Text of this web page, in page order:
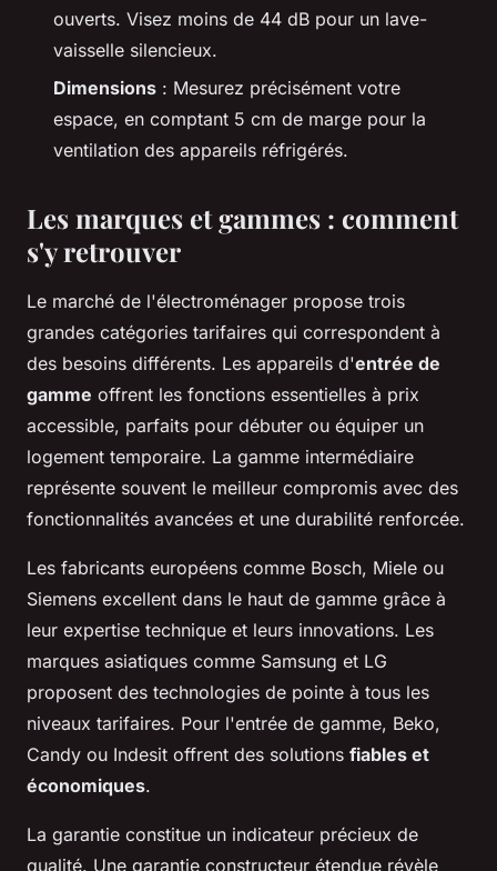
ouverts. Visez moins de 44 dB pour un lave-
vaisselle silencieux.
Dimensions : Mesurez précisément votre
espace, en comptant 5 cm de marge pour la
ventilation des appareils réfrigérés.
Les marques et gammes : comment
s'y retrouver
Le marché de l'électroménager propose trois
grandes catégories tarifaires qui correspondent à
des besoins différents. Les appareils d'entrée de
gamme offrent les fonctions essentielles à prix
accessible, parfaits pour débuter ou équiper un
logement temporaire. La gamme intermédiaire
représente souvent le meilleur compromis avec des
fonctionnalités avancées et une durabilité renforcée.
Les fabricants européens comme Bosch, Miele ou
Siemens excellent dans le haut de gamme grâce à
leur expertise technique et leurs innovations. Les
marques asiatiques comme Samsung et LG
proposent des technologies de pointe à tous les
niveaux tarifaires. Pour l'entrée de gamme, Beko,
Candy ou Indesit offrent des solutions fiables et
économiques.
La garantie constitue un indicateur précieux de
qualité. Une garantie constructeur étendue révèle